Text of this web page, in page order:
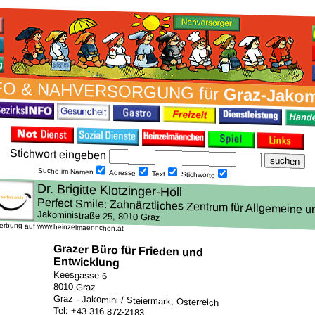
& NAH­VER­SORG­UNG fürGraz-
Stich­wort ein­geben
Suche im Namen Adresse Text Stich­worte
auf www.heinzelmaennchen.at
Grazer Büro für Frieden und
Entwicklung
Keesgasse 6
8010 Graz
Graz - Jakomini / Steiermark, Österreich
Tel: +43 316 872-2183